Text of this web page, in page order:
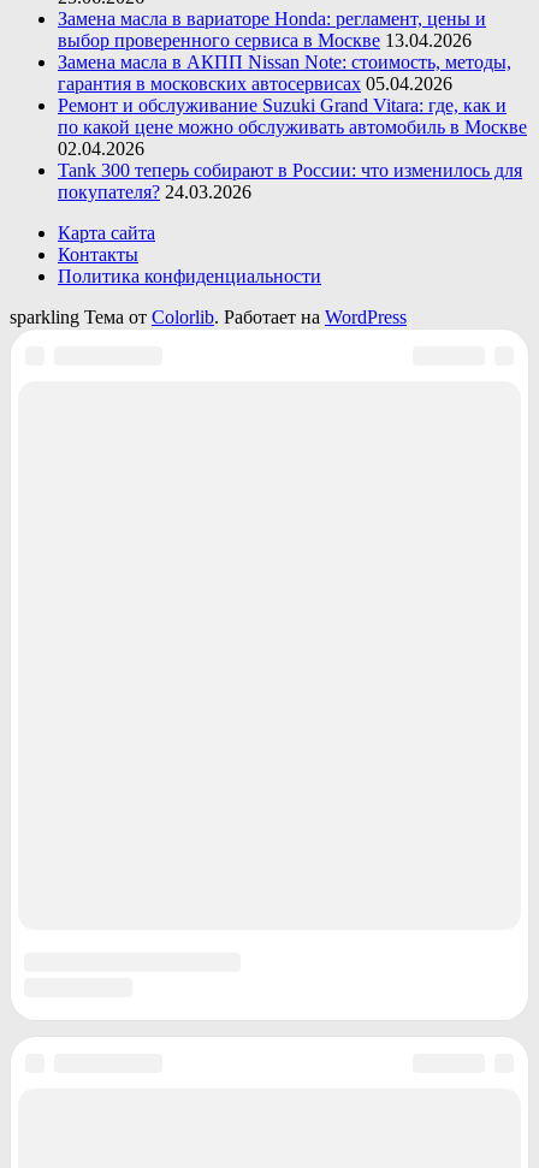
Замена масла в вариаторе Honda: регламент, цены и
выбор проверенного сервиса в Москве 13.04.2026
Замена масла в АКПП Nissan Note: стоимость, методы,
гарантия в московских автосервисах 05.04.2026
Ремонт и обслуживание Suzuki Grand Vitara: где, как и
по какой цене можно обслуживать автомобиль в Москве
02.04.2026
Tank 300 теперь собирают в России: что изменилось для
покупателя? 24.03.2026
Карта сайта
Контакты
Политика конфиденциальности
sparkling Тема от Colorlib. Работает на WordPress